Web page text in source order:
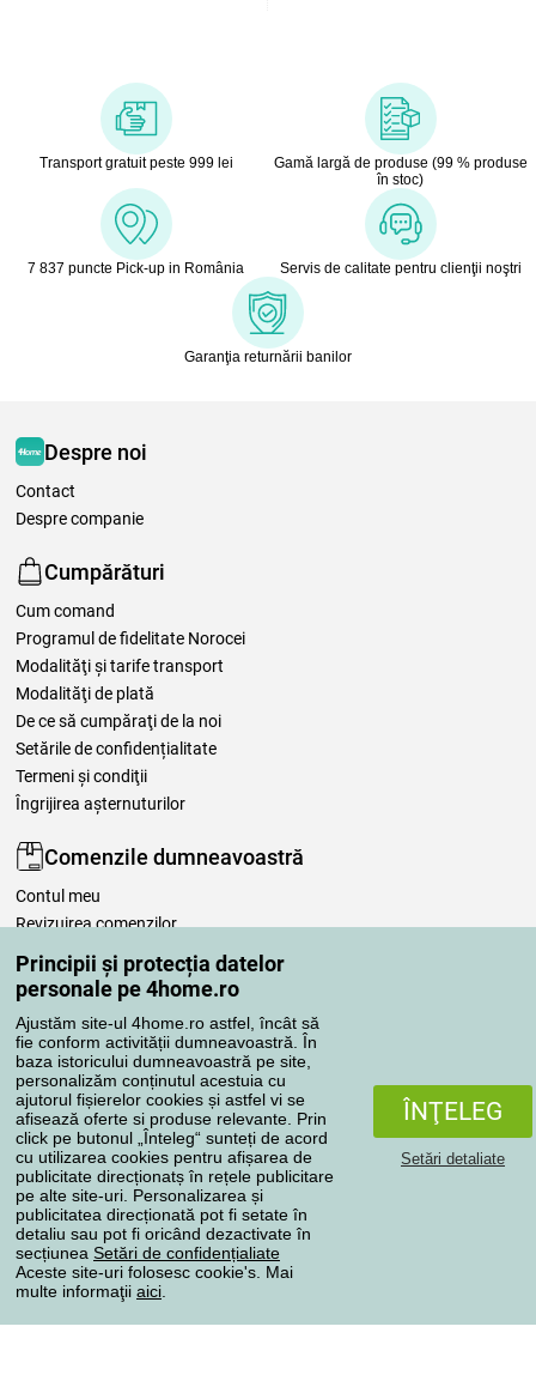
Principii și protecția datelor
personale pe 4home.ro
Ajustăm site-ul 4home.ro astfel, încât să
fie conform activității dumneavoastră. În
baza istoricului dumneavoastră pe site,
personalizăm conținutul acestuia cu
ajutorul fișierelor cookies și astfel vi se
afisează oferte si produse relevante. Prin
click pe butonul „Înteleg“ sunteți de acord
cu utilizarea cookies pentru afișarea de
publicitate direcționatș în rețele publicitare
pe alte site-uri. Personalizarea și
publicitatea direcționată pot fi setate în
detaliu sau pot fi oricând dezactivate în
secțiunea Setări de confidențialiate
Aceste site-uri folosesc cookie's. Mai
multe informaţii aici
ÎNŢELEG
Setări detaliate
Transport gratuit peste 999 lei
Gamă largă de produse (99 % produse
în stoc)
7 837 puncte Pick-up in România Servis de calitate pentru clienţii noştri
Garanţia returnării banilor
Despre noi
Contact
Despre companie
Cumpărături
Cum comand
Programul de fidelitate Norocei
Modalităţi şi tarife transport
Modalităţi de plată
De ce să cumpăraţi de la noi
Setările de confidențialitate
Termeni şi condiţii
Îngrijirea așternuturilor
Comenzile dumneavoastră
Contul meu
Revizuirea comenzilor
Reclamaţii
Retragere de la contract
Regulile de procesare a recenziilor
Metode de transport
Metode de plată
Magazin de încredere